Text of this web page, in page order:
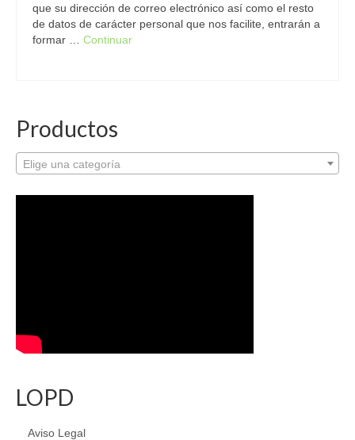
que su dirección de correo electrónico así como el resto
de datos de carácter personal que nos facilite, entrarán a
formar … Continuar
Productos
Elige una categoría
LOPD
Aviso Legal